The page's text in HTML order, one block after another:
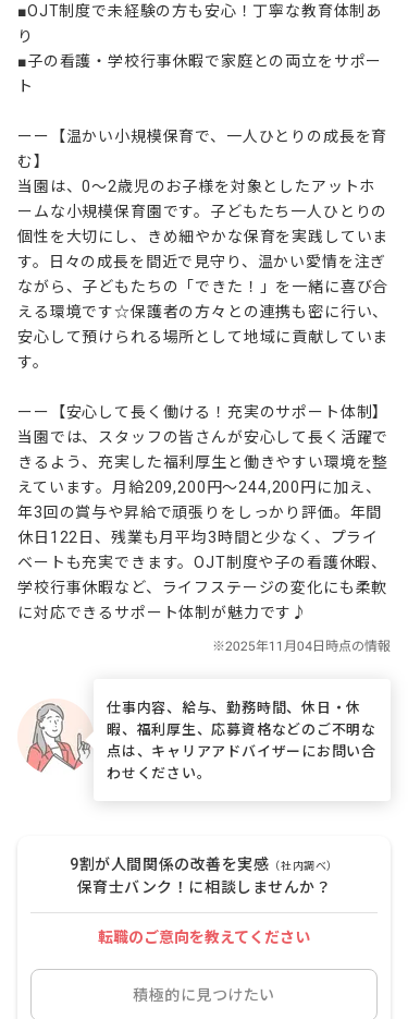
■OJT制度で未経験の方も安心！丁寧な教育体制あ
り
■子の看護・学校行事休暇で家庭との両立をサポー
ト
ーー【温かい小規模保育で、一人ひとりの成長を育
む】
当園は、0～2歳児のお子様を対象としたアットホ
ームな小規模保育園です。子どもたち一人ひとりの
個性を大切にし、きめ細やかな保育を実践していま
す。日々の成長を間近で見守り、温かい愛情を注ぎ
ながら、子どもたちの「できた！」を一緒に喜び合
える環境です☆保護者の方々との連携も密に行い、
安心して預けられる場所として地域に貢献していま
す。
ーー【安心して長く働ける！充実のサポート体制】
当園では、スタッフの皆さんが安心して長く活躍で
きるよう、充実した福利厚生と働きやすい環境を整
えています。月給209,200円～244,200円に加え、
年3回の賞与や昇給で頑張りをしっかり評価。年間
休日122日、残業も月平均3時間と少なく、プライ
ベートも充実できます。OJT制度や子の看護休暇、
学校行事休暇など、ライフステージの変化にも柔軟
に対応できるサポート体制が魅力です♪
仕事内容、給与、勤務時間、休日・休
暇、福利厚生、応募資格などのご不明な
点は、キャリアアドバイザーにお問い合
わせください。
9割が人間関係の改善を実感 （社内調べ）
保育士バンク！に相談しませんか？
転職のご意向を教えてください
積極的に見つけたい